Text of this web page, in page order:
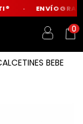
ENVÍO
0
BEBE